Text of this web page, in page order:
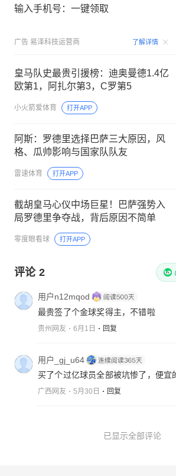
输入手机号：一键领取
广告 易泽科技运营商 了解详情
皇马队史最贵引援榜：迪奥曼德1.4亿
欧第1，阿扎尔第3，C罗第5
小火箭爱体育 打开APP
阿斯：罗德里选择巴萨三大原因，风
格、瓜帅影响与国家队队友
雷速体育 打开APP
截胡皇马心仪中场巨星！巴萨强势入
局罗德里争夺战，背后原因不简单
零度眼看球 打开APP
评论 2
用户n12mqod
最贵签了个金球奖得主，不错啦
贵州网友 6月1日 回复
用户_gj_u64
买了个过亿球员全部被坑惨了，便宜
广西网友 5月30日 回复
已显示全部评论